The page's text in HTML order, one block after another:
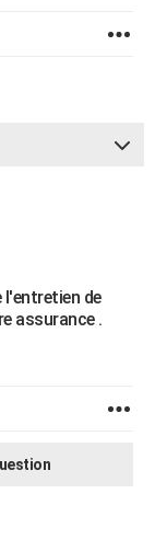
l'entretien de
assurance .